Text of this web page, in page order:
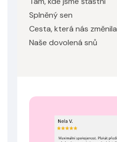
Splněný sen
Cesta, která nás změnila
Naše dovolená snů